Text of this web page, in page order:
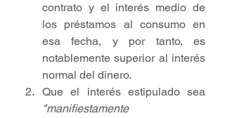
contrato y el interés medio de
los préstamos al consumo en
esa fecha, y por tanto, es
notablemente superior al interés
normal del dinero.
Que el interés estipulado sea
"manifiestamente